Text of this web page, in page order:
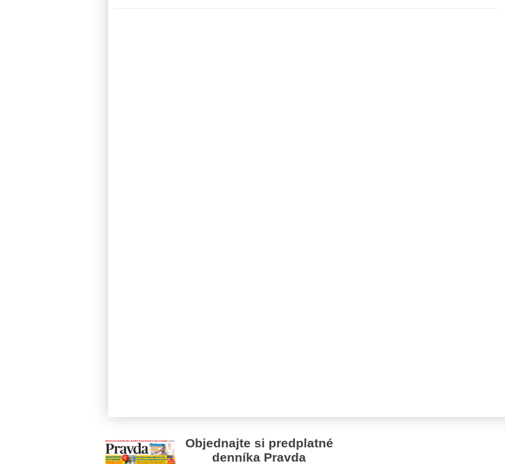
Objednajte si predplatné
denníka Pravda